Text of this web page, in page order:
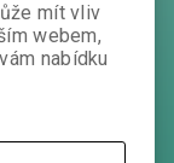
mít vliv
webem,
nabídku